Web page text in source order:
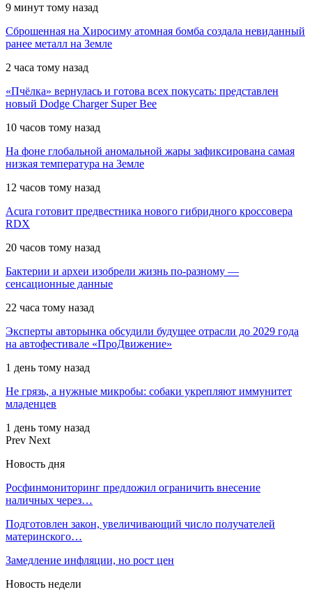
9 минут тому назад
Сброшенная на Хиросиму атомная бомба создала невиданный
ранее металл на Земле
2 часа тому назад
«Пчёлка» вернулась и готова всех покусать: представлен
новый Dodge Charger Super Bee
10 часов тому назад
На фоне глобальной аномальной жары зафиксирована самая
низкая температура на Земле
12 часов тому назад
Acura готовит предвестника нового гибридного кроссовера
RDX
20 часов тому назад
Бактерии и археи изобрели жизнь по-разному —
сенсационные данные
22 часа тому назад
Эксперты авторынка обсудили будущее отрасли до 2029 года
на автофестивале «ПроДвижение»
1 день тому назад
Не грязь, а нужные микробы: собаки укрепляют иммунитет
младенцев
1 день тому назад
Prev Next
Новость дня
Росфинмониторинг предложил ограничить внесение
наличных через…
Подготовлен закон, увеличивающий число получателей
материнского…
Замедление инфляции, но рост цен
Новость недели